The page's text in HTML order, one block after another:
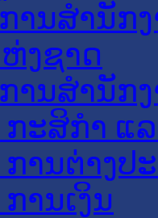
ານສໍານັກ
ງຊາດ
ານສຳນັກ
ກະສິກຳ ແ
ານຕ່າງປ
ານເງິນ